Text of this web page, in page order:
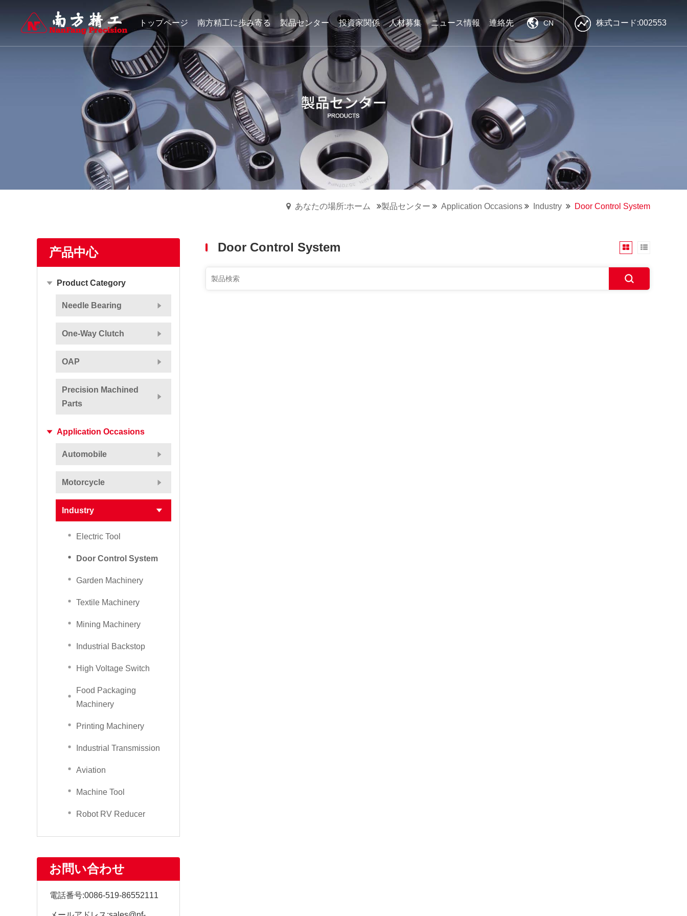
トップページ 南方精工に歩み寄る 製品センター
南方精工
強力な技術力
良質な製品
効率的なプリセールス・アフターサ
ービス
1988年の設立以来、同社は伝動分野の軸受とその関連部品の製造と研究開発に力を入れており、自
動車、オートバイ、工業応用分野で名声を博している。会社は主にニードルローラーベアリング、
ワンウェイクラッチとワンウェイプーリアセンブリを生産して、そのシリーズ製品はすでに多くの
世界500強企業と世界の多くの有名な会社がセットになっている。
ワンウェイクラッチ
ワンウェイプーリアセンブ
リ
もっと見る
投資家関係 人材募集
南方精工
強力な技術力
良質な製品
効率的なプリセールス・アフターサ
ービス
1988年の設立以来、同社は伝動分野の軸受とその関連部品の製造と研究開発に力を入れており、自
動車、オートバイ、工業応用分野で名声を博している。会社は主にニードルローラーベアリング、
ワンウェイクラッチとワンウェイプーリアセンブリを生産して、そのシリーズ製品はすでに多くの
世界500強企業と世界の多くの有名な会社がセットになっている。
人材採用
ニュース情報
南方精工
強力な技術力
良質な製品
効率的なプリセールス・アフターサ
ービス
1988年の設立以来、同社は伝動分野の軸受とその関連部品の製造と研究開発に力を入れており、自
動車、オートバイ、工業応用分野で名声を博している。会社は主にニードルローラーベアリング、
ワンウェイクラッチとワンウェイプーリアセンブリを生産して、そのシリーズ製品はすでに多くの
世界500強企業と世界の多くの有名な会社がセットになっている。
業界ニュース
連絡先 CN 株式コード:002553
あなたの場所:ホーム 製品センター Application Occasions Industry Door Control System
产品中心
Product Category
Needle Bearing
One-Way Clutch
OAP
Precision Machined
Parts
Application Occasions
Automobile
Motorcycle
Industry
Electric Tool
Door Control System
Garden Machinery
Textile Machinery
Mining Machinery
Industrial Backstop
High Voltage Switch
Food Packaging
Machinery
Printing Machinery
Industrial Transmission
Aviation
Machine Tool
Robot RV Reducer
お問い合わせ
電話番号:0086-519-86552111
Door Control System